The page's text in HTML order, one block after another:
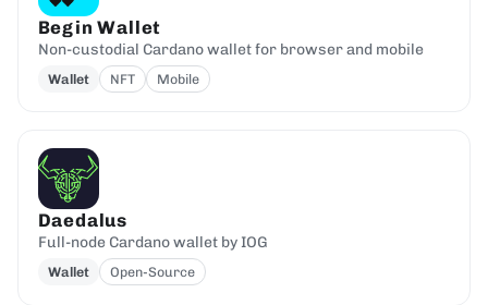
Begin Wallet
Non-custodial Cardano wallet for browser and mobile
Wallet NFT Mobile
Daedalus
Full-node Cardano wallet by IOG
Wallet Open-Source